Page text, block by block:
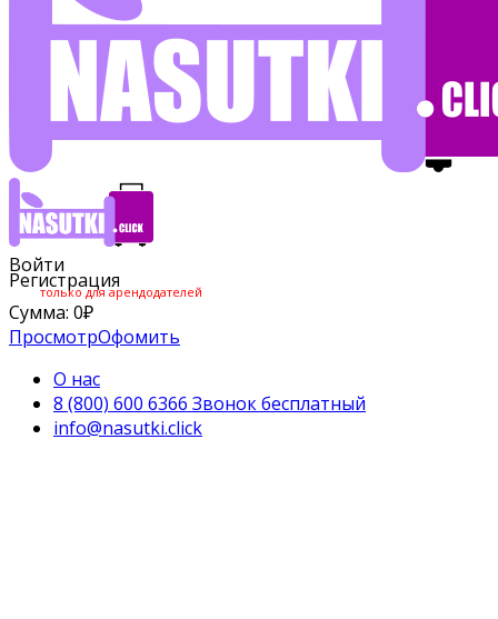
Войти
Регистрация
только для арендодателей
Сумма: 0₽
ПросмотрОфомить
О нас
8 (800) 600 6366 Звонок бесплатный
info@nasutki.click